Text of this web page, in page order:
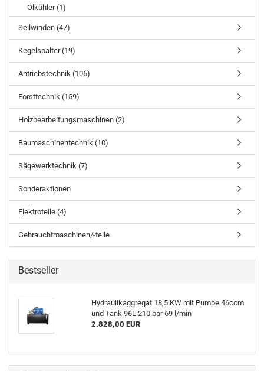
Ölkühler (1)
Seilwinden (47)
Kegelspalter (19)
Antriebstechnik (106)
Forsttechnik (159)
Holzbearbeitungsmaschinen (2)
Baumaschinentechnik (10)
Sägewerktechnik (7)
Sonderaktionen
Elektroteile (4)
Gebrauchtmaschinen/-teile
Bestseller
Hydraulikaggregat 18,5 KW mit Pumpe 46ccm
und Tank 96L 210 bar 69 l/min
2.828,00 EUR